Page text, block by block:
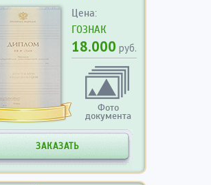
Цена:
ГОЗНАК
18.000 руб.
Фото
документа
ЗАКАЗАТЬ